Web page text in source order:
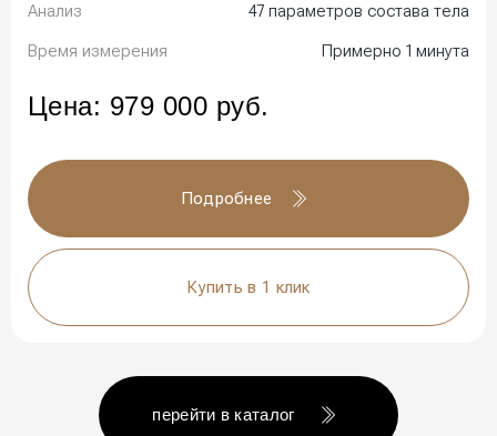
Анализ
47 параметров состава тела
Время измерения
Примерно 1 минута
Цена: 979 000 руб.
Подробнее
Купить в 1 клик
перейти в каталог